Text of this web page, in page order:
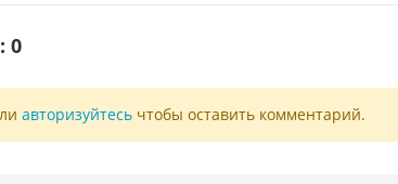
0
авторизуйтесь чтобы оставить комментарий.